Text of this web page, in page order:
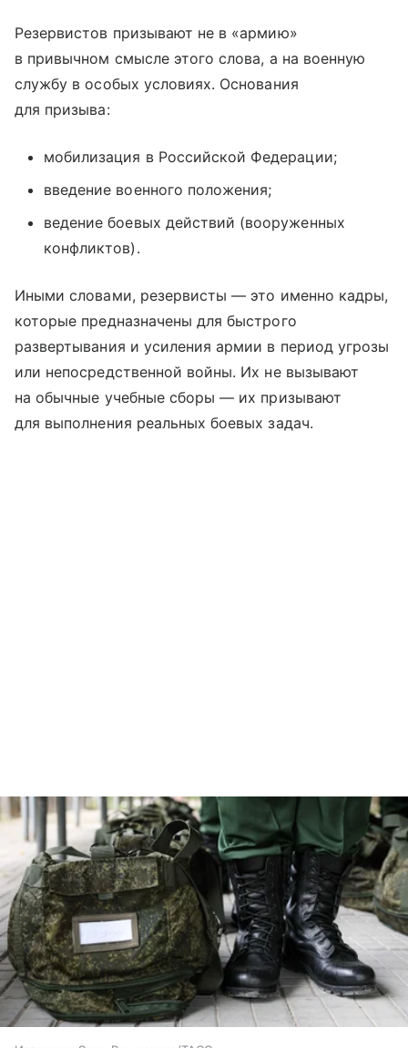
Резервистов призывают не в «армию»
в привычном смысле этого слова, а на военную
службу в особых условиях. Основания
для призыва:
мобилизация в Российской Федерации;
введение военного положения;
ведение боевых действий (вооруженных
конфликтов).
Иными словами, резервисты — это именно кадры,
которые предназначены для быстрого
развертывания и усиления армии в период угрозы
или непосредственной войны. Их не вызывают
на обычные учебные сборы — их призывают
для выполнения реальных боевых задач.